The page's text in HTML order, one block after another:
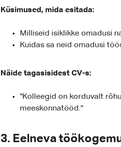
Küsimused, mida esitada:
Milliseid isiklikke omadusi
Kuidas sa neid omadusi
Näide tagasisidest CV-s:
"Kolleegid on korduvalt
meeskonnatööd."
3. Eelneva